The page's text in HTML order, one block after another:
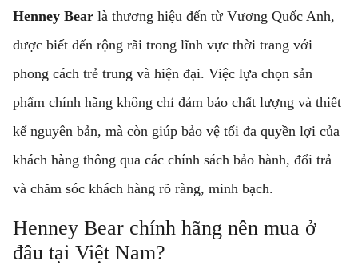
Henney Bear là thương hiệu đến từ Vương Quốc Anh,
được biết đến rộng rãi trong lĩnh vực thời trang với
phong cách trẻ trung và hiện đại. Việc lựa chọn sản
phẩm chính hãng không chỉ đảm bảo chất lượng và thiết
kế nguyên bản, mà còn giúp bảo vệ tối đa quyền lợi của
khách hàng thông qua các chính sách bảo hành, đổi trả
và chăm sóc khách hàng rõ ràng, minh bạch.
Henney Bear chính hãng nên mua ở
đâu tại Việt Nam?